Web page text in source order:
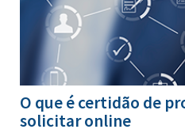
O que é certidão de
solicitar online